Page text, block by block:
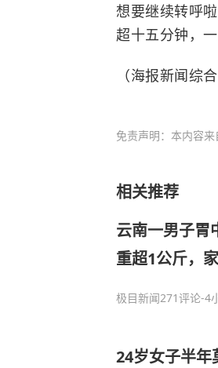
想要继续转呼
超十五分钟，
（海报新闻综
免责声明：本内容
相关推荐
云南一男子胃
重超1公斤，
极目新闻271评论-4
24岁女子半年